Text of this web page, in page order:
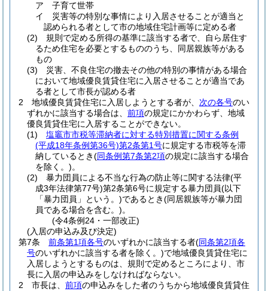
ア
子育て世帯
イ
災害等の特別な事情により入居させることが適当と
認められる者として市の地域住宅計画等に定める者
(2)
規則で定める所得の基準に該当する者で、自ら居住す
るため住宅を必要とするもののうち、同居親族等がある
もの
(3)
災害、不良住宅の撤去その他の特別の事情がある場合
において地域優良賃貸住宅に入居させることが適当であ
る者として市長が認める者
2
地域優良賃貸住宅に入居しようとする者が、 次の各号のい
ずれかに該当する場合は、 前項の規定にかかわらず、地域
優良賃貸住宅に入居することができない。
(1)
塩竈市市税等滞納者に対する特別措置に関する条例
(平成18年条例第36号)第2条第1号に規定する市税等を滞
納しているとき(同条例第7条第2項の規定に該当する場合
を除く。)。
(2)
暴力団員による不当な行為の防止等に関する法律(平
成3年法律第77号)第2条第6号に規定する暴力団員(以下
「暴力団員」という。)であるとき(同居親族等が暴力団
員である場合を含む。)。
(令4条例24・一部改正)
(入居の申込み及び決定)
第7条
前条第1項各号のいずれかに該当する者(同条第2項各
号のいずれかに該当する者を除く。)で地域優良賃貸住宅に
入居しようとするものは、規則で定めるところにより、市
長に入居の申込みをしなければならない。
2
市長は、 前項の申込みをした者のうちから地域優良賃貸住